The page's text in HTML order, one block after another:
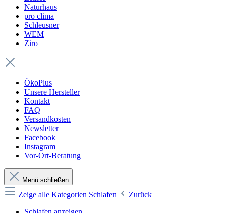
Naturhaus
pro clima
Schleusner
WEM
Ziro
ÖkoPlus
Unsere Hersteller
Kontakt
FAQ
Versandkosten
Newsletter
Facebook
Instagram
Vor-Ort-Beratung
Menü schließen
Zeige alle Kategorien Schlafen
Zurück